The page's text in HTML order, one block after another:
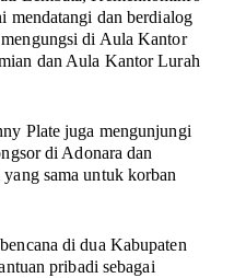
mendatangi dan berdialog
di Aula Kantor
dan Aula Kantor Lurah
Plate juga mengunjungi
di Adonara dan
sama untuk korban
di dua Kabupaten
pribadi sebagai